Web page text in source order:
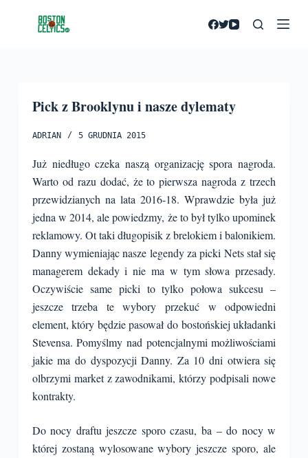
Pick z Brooklynu i nasze dylematy
ADRIAN 5 GRUDNIA 2015
Już niedługo czeka naszą organizację spora nagroda.
Warto od razu dodać, że to pierwsza nagroda z trzech
przewidzianych na lata 2016-18. Wprawdzie była już
jedna w 2014, ale powiedzmy, że to był tylko upominek
reklamowy. Ot taki długopisik z brelokiem i balonikiem.
Danny wymieniając nasze legendy za picki Nets stał się
managerem dekady i nie ma w tym słowa przesady.
Oczywiście same picki to tylko połowa sukcesu –
jeszcze trzeba te wybory przekuć w odpowiedni
element, który będzie pasował do bostońskiej układanki
Stevensa. Pomyślmy nad potencjalnymi możliwościami
jakie ma do dyspozycji Danny. Za 10 dni otwiera się
olbrzymi market z zawodnikami, którzy podpisali nowe
kontrakty.
Do nocy draftu jeszcze sporo czasu, ba – do nocy w
której zostaną wylosowane wybory jeszcze sporo, ale